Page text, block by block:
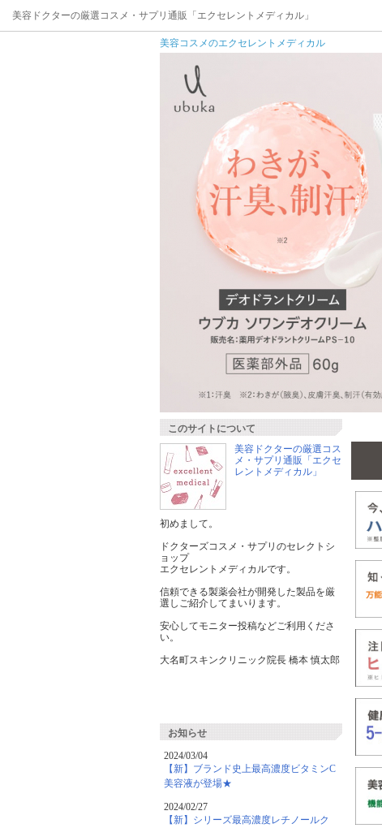
美容ドクターの厳選コスメ・サプリ通販「エクセレントメディカル」
美容コスメのエクセレントメディカル
このサイトについて
美容ドクターの厳選コス
メ・サプリ通販「エクセ
レントメディカル」
初めまして。
ドクターズコスメ・サプリのセレクトシ
ョップ
エクセレントメディカルです。
信頼できる製薬会社が開発した製品を厳
選しご紹介してまいります。
安心してモニター投稿などご利用くださ
い。
大名町スキンクリニック院長 橋本 慎太郎
お知らせ
2024/03/04
【新】ブランド史上最高濃度ビタミンC
美容液が登場★
2024/02/27
【新】シリーズ最高濃度レチノールク